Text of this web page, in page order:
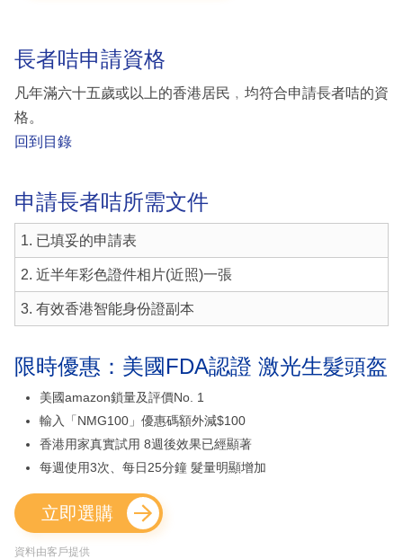
長者咭申請資格
凡年滿六十五歲或以上的香港居民﹐均符合申請長者咭的資
格。
回到目錄
申請長者咭所需文件
1. 已填妥的申請表
2. 近半年彩色證件相片(近照)一張
3. 有效香港智能身份證副本
限時優惠：美國FDA認證 激光生髮頭盔
美國amazon鎖量及評價No. 1
輸入「NMG100」優惠碼額外減$100
香港用家真實試用 8週後效果已經顯著
每週使用3次、每日25分鐘 髮量明顯增加
立即選購
資料由客戶提供